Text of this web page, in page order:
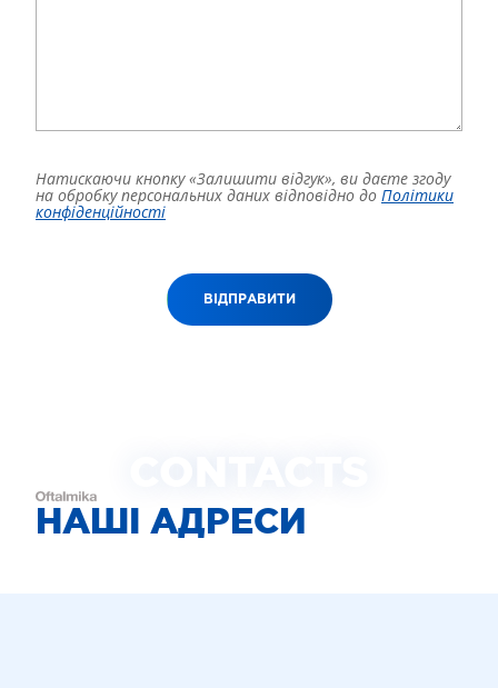
Натискаючи кнопку «Залишити відгук», ви даєте згоду
на обробку персональних даних відповідно до Політики
конфіденційності
ВІДПРАВИТИ
НАШІ АДРЕСИ